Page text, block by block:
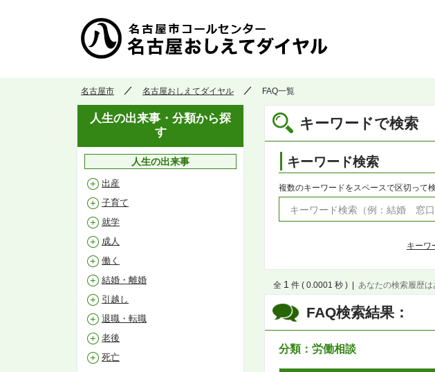
名古屋市 名古屋おしえてダイヤル FAQ一覧
キーワードで検索
キーワード検索
複数のキーワードをスペースで区切って
キーワ
FAQ検索結果：
分類：労働相談
全 1 件 ( 0.0001 秒 ) あなたの検索履歴は
人生の出来事・分類から探
す
人生の出来事
出産
子育て
就学
成人
働く
結婚・離婚
引越し
退職・転職
老後
死亡